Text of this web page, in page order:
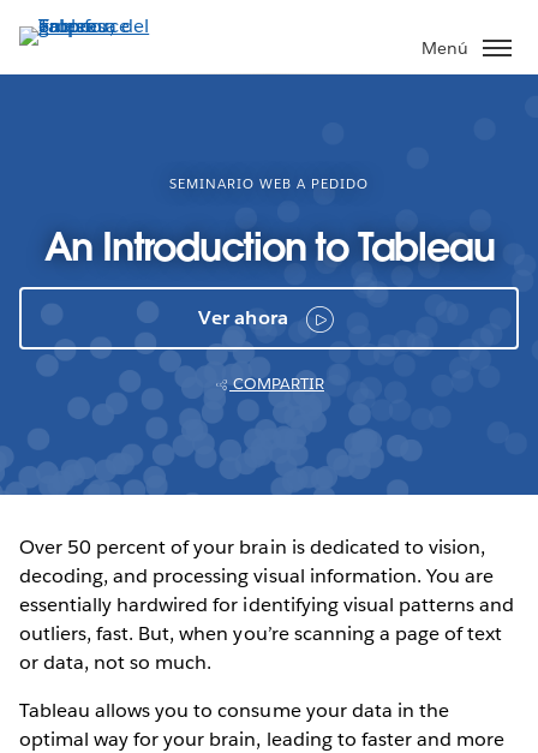
contenido
Menú
SEMINARIO WEB A PEDIDO
An Introduction to Tableau
Ver ahora
COMPARTIR
Over 50 percent of your brain is dedicated to vision,
decoding, and processing visual information. You are
essentially hardwired for identifying visual patterns and
outliers, fast. But, when you’re scanning a page of text
or data, not so much.
Tableau allows you to consume your data in the
optimal way for your brain, leading to faster and more